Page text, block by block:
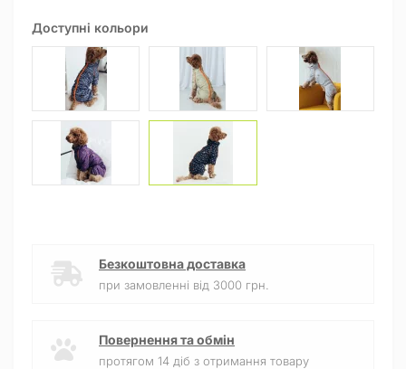
Доступні кольори
Безкоштовна доставка
при замовленні від 3000 грн.
Повернення та обмін
протягом 14 діб з отримання товару